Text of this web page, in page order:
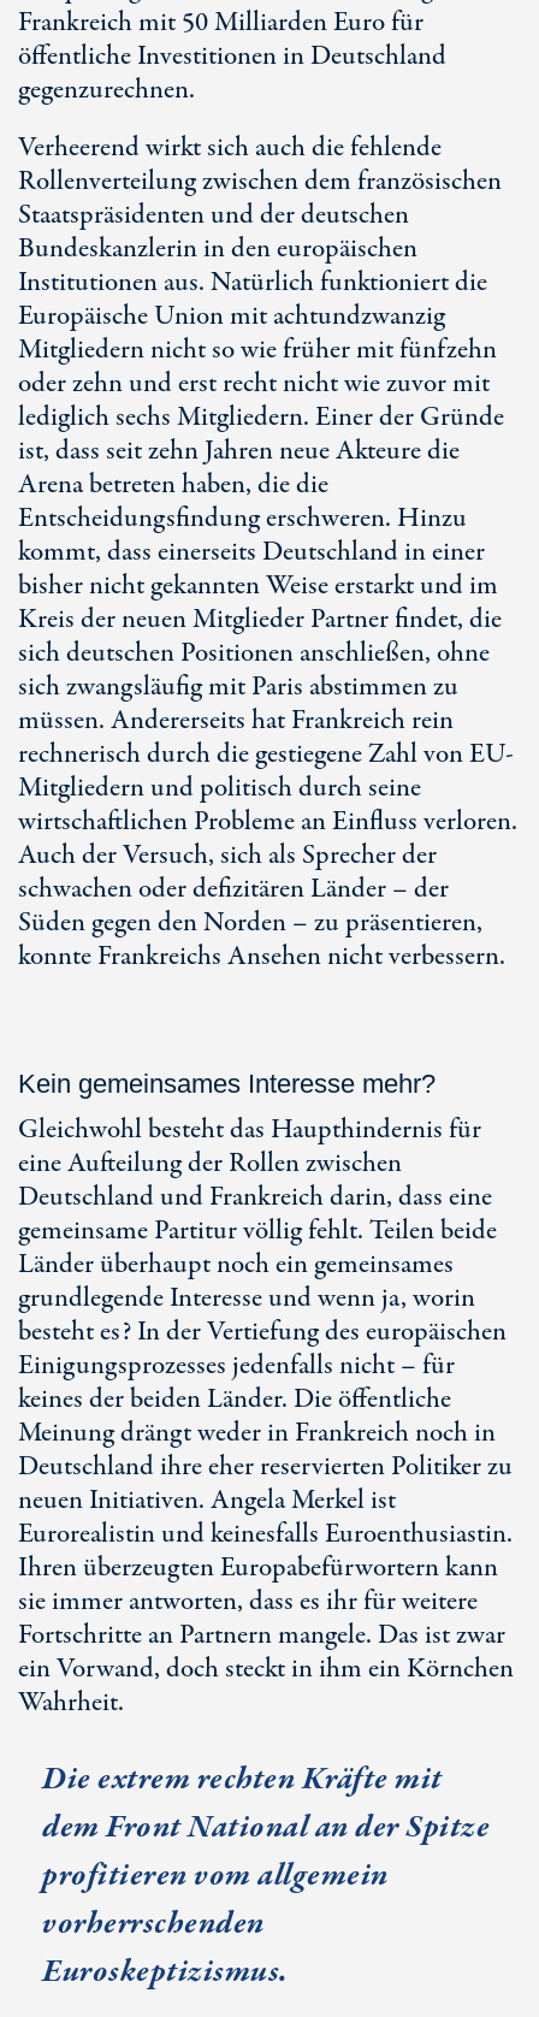
Frankreich mit 50 Milliarden Euro für
öffentliche Investitionen in Deutschland
gegenzurechnen.
Verheerend wirkt sich auch die fehlende
Rollenverteilung zwischen dem französischen
Staatspräsidenten und der deutschen
Bundeskanzlerin in den europäischen
Institutionen aus. Natürlich funktioniert die
Europäische Union mit achtundzwanzig
Mitgliedern nicht so wie früher mit fünfzehn
oder zehn und erst recht nicht wie zuvor mit
lediglich sechs Mitgliedern. Einer der Gründe
ist, dass seit zehn Jahren neue Akteure die
Arena betreten haben, die die
Entscheidungsfindung erschweren. Hinzu
kommt, dass einerseits Deutschland in einer
bisher nicht gekannten Weise erstarkt und im
Kreis der neuen Mitglieder Partner findet, die
sich deutschen Positionen anschließen, ohne
sich zwangsläufig mit Paris abstimmen zu
müssen. Andererseits hat Frankreich rein
rechnerisch durch die gestiegene Zahl von EU-
Mitgliedern und politisch durch seine
wirtschaftlichen Probleme an Einfluss verloren.
Auch der Versuch, sich als Sprecher der
schwachen oder defizitären Länder – der
Süden gegen den Norden – zu präsentieren,
konnte Frankreichs Ansehen nicht verbessern.
Kein gemeinsames Interesse mehr?
Gleichwohl besteht das Haupthindernis für
eine Aufteilung der Rollen zwischen
Deutschland und Frankreich darin, dass eine
gemeinsame Partitur völlig fehlt. Teilen beide
Länder überhaupt noch ein gemeinsames
grundlegende Interesse und wenn ja, worin
besteht es? In der Vertiefung des europäischen
Einigungsprozesses jedenfalls nicht – für
keines der beiden Länder. Die öffentliche
Meinung drängt weder in Frankreich noch in
Deutschland ihre eher reservierten Politiker zu
neuen Initiativen. Angela Merkel ist
Eurorealistin und keinesfalls Euroenthusiastin.
Ihren überzeugten Europabefürwortern kann
sie immer antworten, dass es ihr für weitere
Fortschritte an Partnern mangele. Das ist zwar
ein Vorwand, doch steckt in ihm ein Körnchen
Wahrheit.
Die extrem rechten Kräfte mit
dem Front National an der Spitze
profitieren vom allgemein
vorherrschenden
Euroskeptizismus.